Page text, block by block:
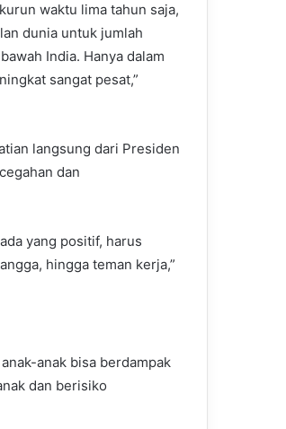
waktu lima tahun saja,
dunia untuk jumlah
India. Hanya dalam
sangat pesat,”
langsung dari Presiden
dan
yang positif, harus
hingga teman kerja,”
anak bisa berdampak
dan berisiko